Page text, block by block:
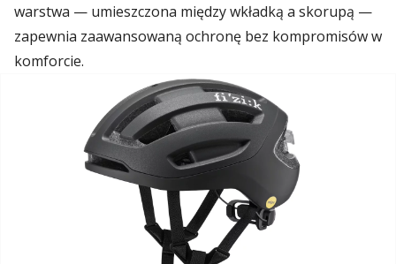
warstwa — umieszczona między wkładką a skorupą —
zapewnia zaawansowaną ochronę bez kompromisów w
komforcie.